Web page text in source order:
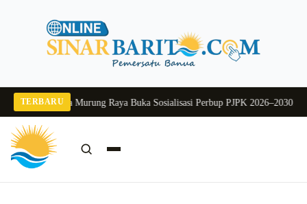
TERBARU
Pj Sekda Murung Raya Buka Sosialisasi Perbup PJPK 2026–2030Dukung